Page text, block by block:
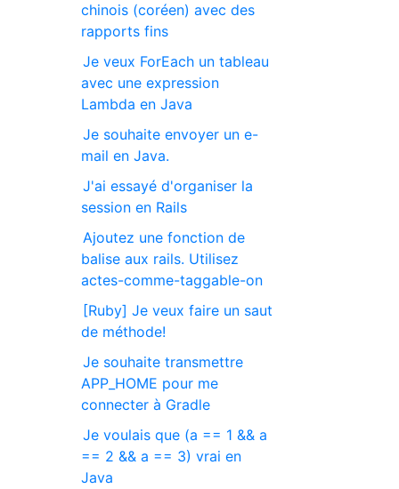
chinois (coréen) avec des
rapports fins
Je veux ForEach un tableau
avec une expression
Lambda en Java
Je souhaite envoyer un e-
mail en Java.
J'ai essayé d'organiser la
session en Rails
Ajoutez une fonction de
balise aux rails. Utilisez
actes-comme-taggable-on
[Ruby] Je veux faire un saut
de méthode!
Je souhaite transmettre
APP_HOME pour me
connecter à Gradle
Je voulais que (a == 1 && a
== 2 && a == 3) vrai en
Java